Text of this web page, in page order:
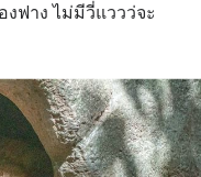
ฟาง ไม่มีวี่แววว่จะ